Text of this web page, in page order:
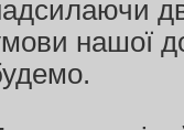
нашої